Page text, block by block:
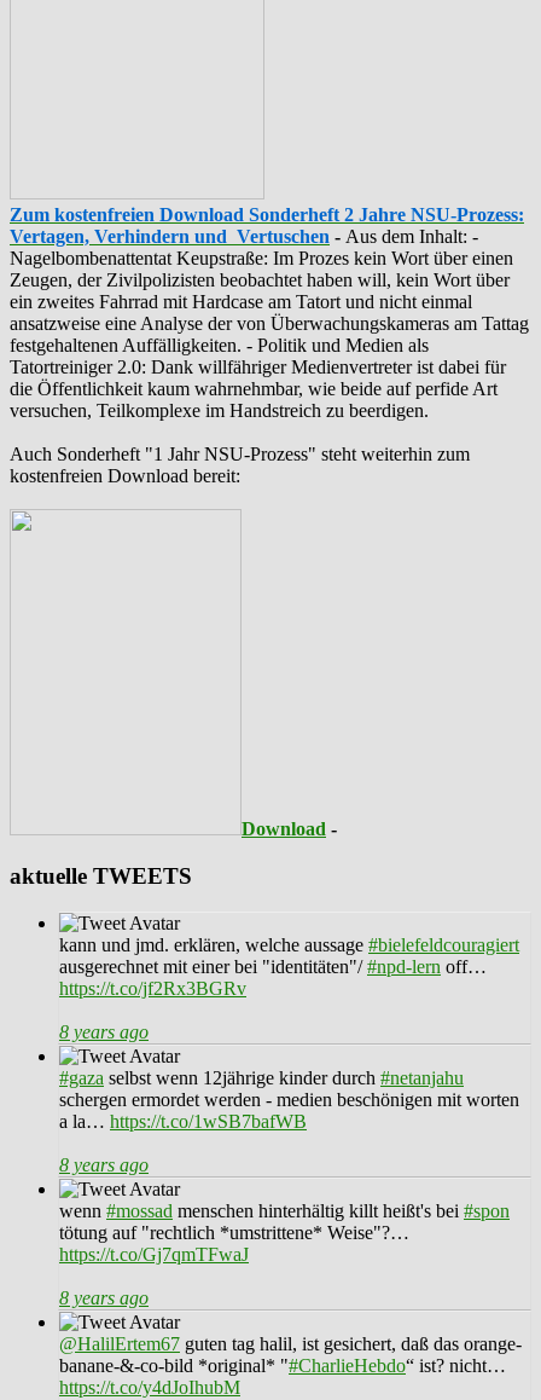
Zum kostenfreien Download Sonderheft 2 Jahre NSU-Prozess:
Vertagen, Verhindern und Vertuschen - Aus dem Inhalt: -
‪Nagelbombenattentat‬ ‎Keupstraße‬: Im Prozes kein Wort über einen
Zeugen, der Zivilpolizisten beobachtet haben will, kein Wort über
ein zweites Fahrrad mit Hardcase am Tatort und nicht einmal
ansatzweise eine Analyse der von Überwachungskameras am Tattag
festgehaltenen Auffälligkeiten. - Politik und Medien als
‪Tatortreiniger‬ 2.0: Dank willfähriger Medienvertreter ist dabei für
die Öffentlichkeit kaum wahrnehmbar, wie beide auf perfide Art
versuchen, Teilkomplexe im Handstreich zu beerdigen.
Auch Sonderheft "1 Jahr NSU-Prozess" steht weiterhin zum
kostenfreien Download bereit:
Download -
aktuelle TWEETS
kann und jmd. erklären, welche aussage #bielefeldcouragiert
ausgerechnet mit einer bei "identitäten"/#npd-lern off…
https://t.co/jf2Rx3BGRv
8 years ago
#gaza selbst wenn 12jährige kinder durch #netanjahu
schergen ermordet werden - medien beschönigen mit worten
a la… https://t.co/1wSB7bafWB
8 years ago
wenn #mossad menschen hinterhältig killt heißt's bei #spon
tötung auf "rechtlich *umstrittene* Weise"?…
https://t.co/Gj7qmTFwaJ
8 years ago
@HalilErtem67 guten tag halil, ist gesichert, daß das orange-
banane-&-co-bild *original* "#CharlieHebdo“ ist? nicht…
https://t.co/y4dJoIhubM